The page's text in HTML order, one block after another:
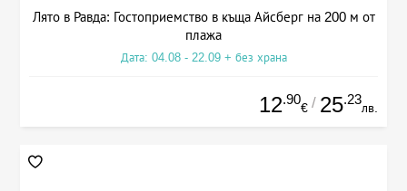
Лято в Равда: Гостоприемство в къща Айсберг на 200 м от
плажа
Дата: 04.08 - 22.09 + без храна
12.90
€ / 25.23
лв.